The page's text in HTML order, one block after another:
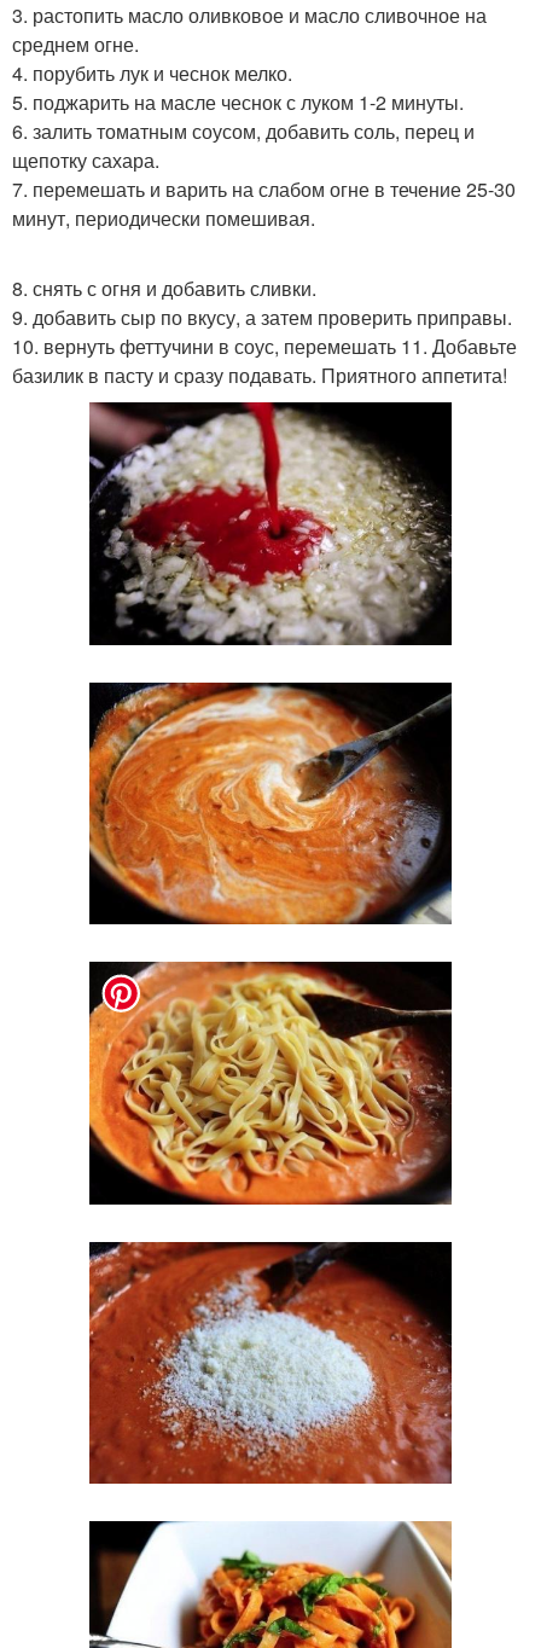
3. растопить масло оливковое и масло сливочное на
среднем огне.
4. порубить лук и чеснок мелко.
5. поджарить на масле чеснок с луком 1-2 минуты.
6. залить томатным соусом, добавить соль, перец и
щепотку сахара.
7. перемешать и варить на слабом огне в течение 25-30
минут, периодически помешивая.
8. снять с огня и добавить сливки.
9. добавить сыр по вкусу, а затем проверить приправы.
10. вернуть феттучини в соус, перемешать 11. Добавьте
базилик в пасту и сразу подавать. Приятного аппетита!